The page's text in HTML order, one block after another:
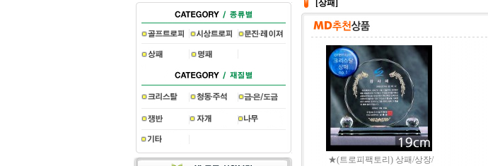
[상패]
★(트로피팩토리) 상패/상장/